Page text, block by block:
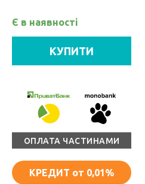
Є в наявності
КУПИТИ
ОПЛАТА ЧАСТИНАМИ
КРЕДИТ от 0,01%